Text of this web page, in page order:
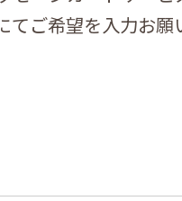
てご希望を入力お願